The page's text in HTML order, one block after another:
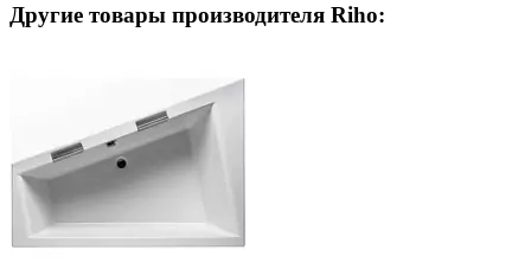
Другие товары производителя Riho: